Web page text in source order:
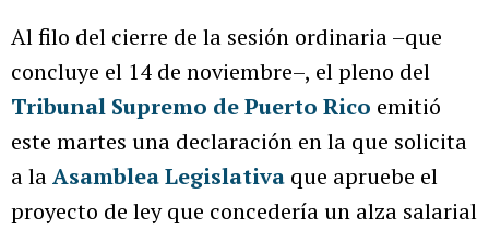
Al filo del cierre de la sesión ordinaria –que
concluye el 14 de noviembre–, el pleno del
Tribunal Supremo de Puerto Rico emitió
este martes una declaración en la que solicita
a laAsamblea Legislativa que apruebe el
proyecto de ley que concedería un alza salarial